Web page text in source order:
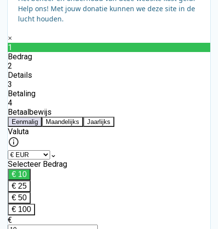
Help ons! Met jouw donatie kunnen we deze site in de
lucht houden.